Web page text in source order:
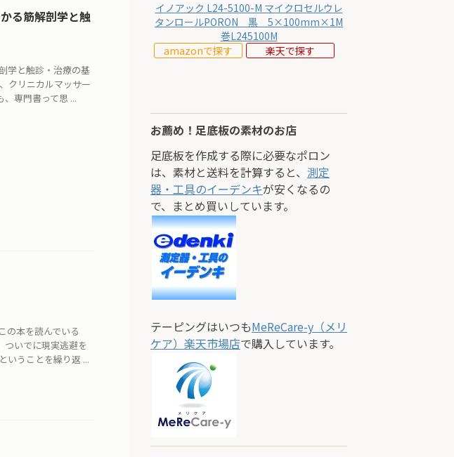
る筋解剖学と触
学と触診・治療の基
クリニカルマッサー
専門書って思 ...
の本を読んでいる
ついでに現実逃避を
いうことを繰り返 ...
イノアック L24-5100-M マイクロセルウレ
タンロールPORON 黒 5×100mm×1M
巻L245100M
amazonで探す
楽天で探す
お薦め！足底板の素材のお店
足底板を作成する際に必要なポロン
は、素材と送料を計算すると、 測定
器・工具のイーデンキが安くなるの
で、まとめ買いしています。
テーピングはいつもMeReCare-y（メリ
ケア）楽天市場店で購入しています。